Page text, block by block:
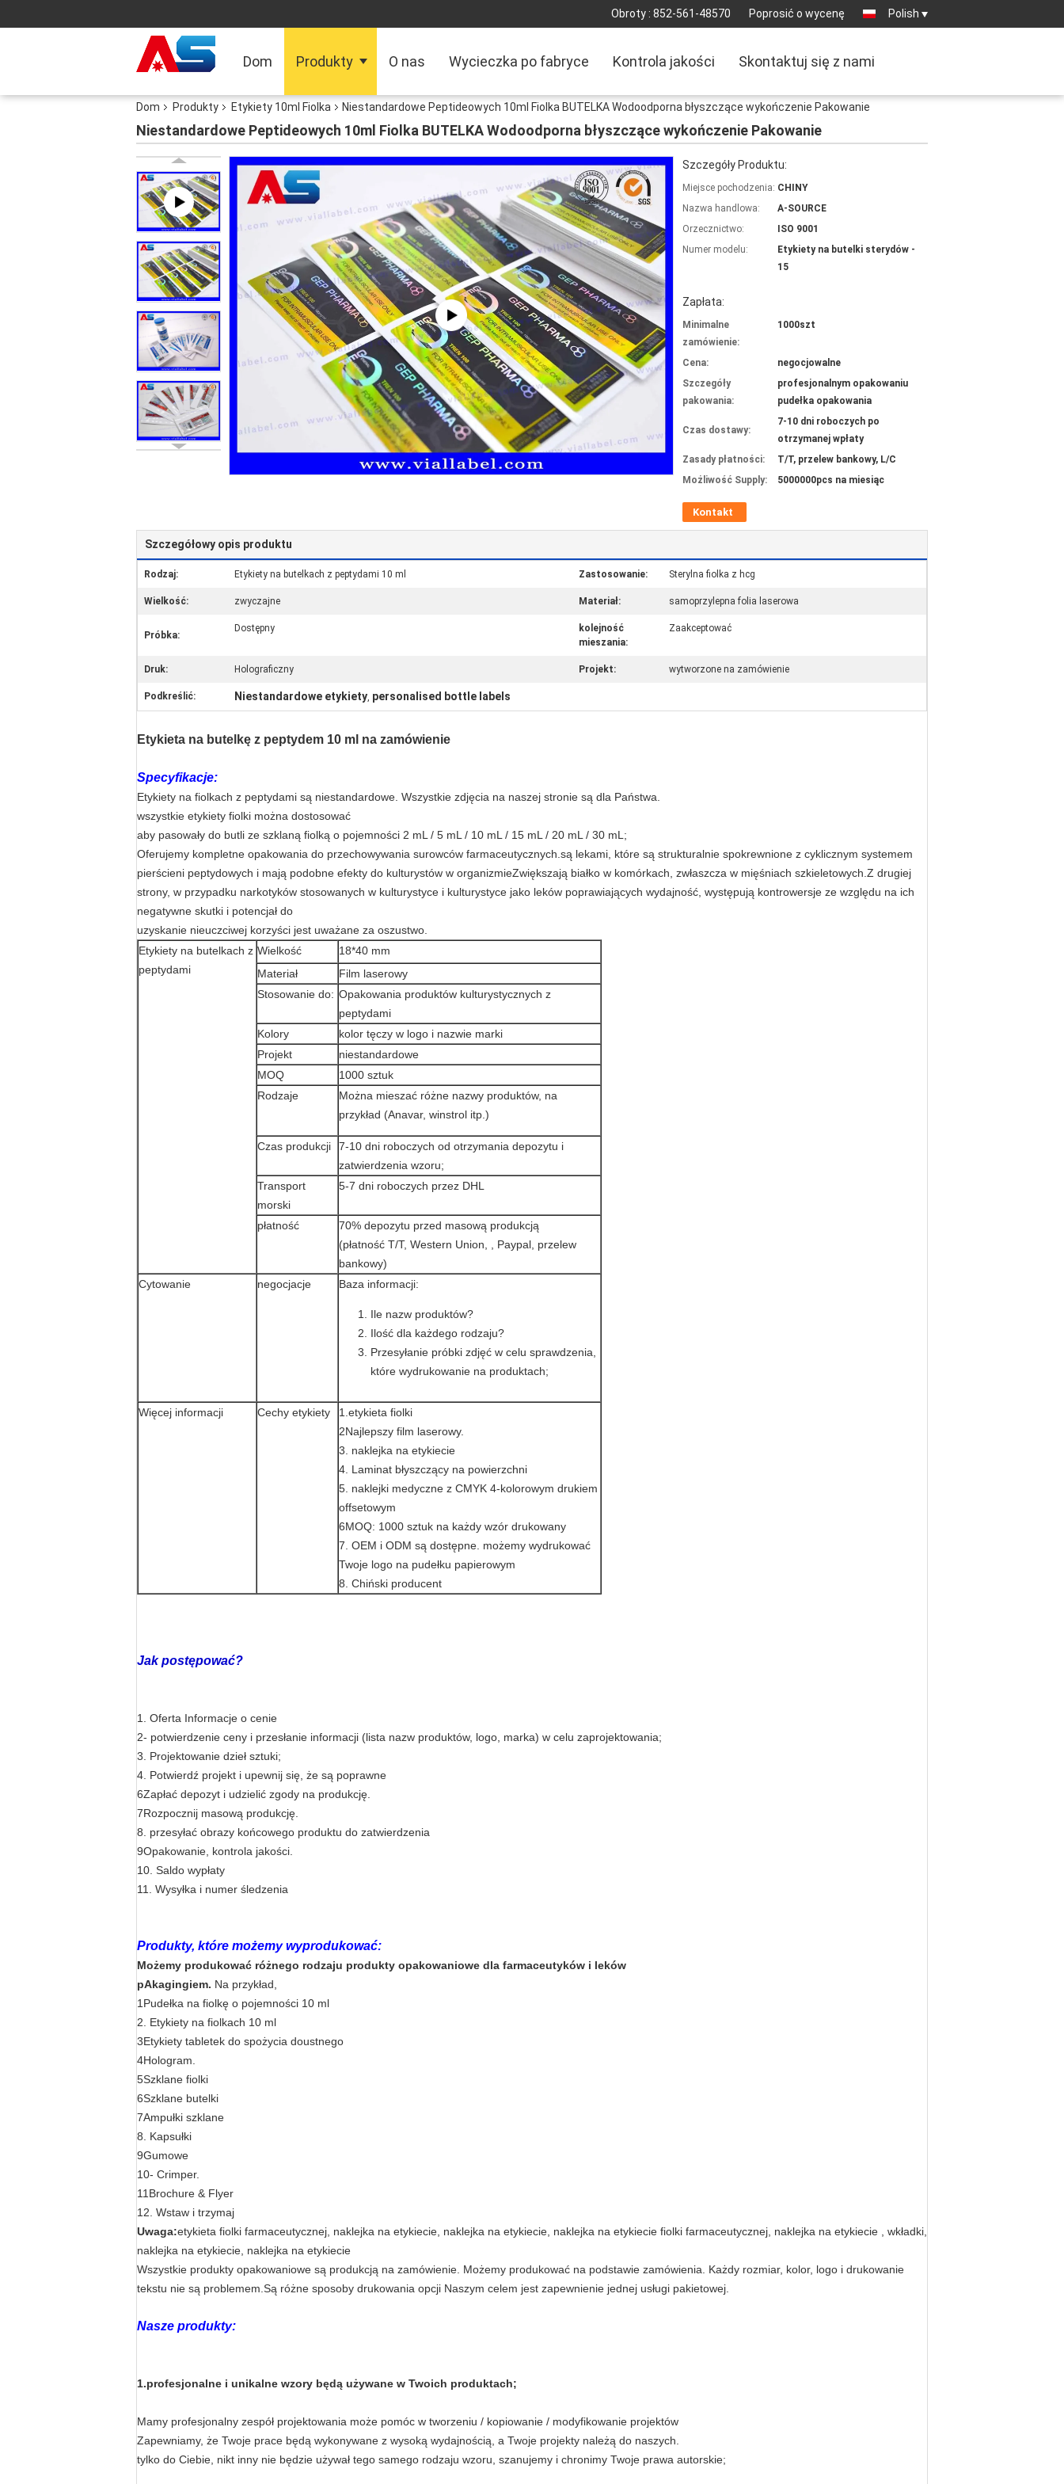
Obroty : 852-561-48570 Poprosić o wycenę Polish
Dom Produkty O nas Wycieczka po fabryce Kontrola jakości Skontaktuj się z nami
Dom Produkty Etykiety 10ml Fiolka Niestandardowe Peptideowych 10ml Fiolka BUTELKA Wodoodporna błyszczące wykończenie Pakowanie
Niestandardowe Peptideowych 10ml Fiolka BUTELKA Wodoodporna błyszczące wykończenie Pakowanie
Szczegóły Produktu:
Miejsce pochodzenia: CHINY
Nazwa handlowa:
A-SOURCE
Orzecznictwo:
ISO 9001
Numer modelu:
Etykiety na butelki sterydów -
15
Zapłata:
Minimalne
zamówienie:
1000szt
Cena:
negocjowalne
Szczegóły
pakowania:
profesjonalnym opakowaniu
pudełka opakowania
Czas dostawy:
7-10 dni roboczych po
otrzymanej wpłaty
Zasady płatności:
T/T, przelew bankowy, L/C
Możliwość Supply:
5000000pcs na miesiąc
Kontakt
Szczegółowy opis produktu
Rodzaj: Etykiety na butelkach z peptydami 10 ml Zastosowanie: Sterylna fiolka z hcg
Wielkość: zwyczajne Materiał: samoprzylepna folia laserowa
Próbka:
Dostępny
kolejność
mieszania:
Zaakceptować
Druk: Holograficzny Projekt: wytworzone na zamówienie
Podkreślić: Niestandardowe etykiety, personalised bottle labels
Etykieta na butelkę z peptydem 10 ml na zamówienie
Specyfikacje:
Etykiety na fiolkach z peptydami są niestandardowe. Wszystkie zdjęcia na naszej stronie są dla Państwa.
wszystkie etykiety fiolki można dostosować
aby pasowały do butli ze szklaną fiolką o pojemności 2 mL / 5 mL / 10 mL / 15 mL / 20 mL / 30 mL;
Oferujemy kompletne opakowania do przechowywania surowców farmaceutycznych.są lekami, które są strukturalnie spokrewnione z cyklicznym systemem
pierścieni peptydowych i mają podobne efekty do kulturystów w organizmieZwiększają białko w komórkach, zwłaszcza w mięśniach szkieletowych.Z drugiej
strony, w przypadku narkotyków stosowanych w kulturystyce i kulturystyce jako leków poprawiających wydajność, występują kontrowersje ze względu na ich
negatywne skutki i potencjał do
uzyskanie nieuczciwej korzyści jest uważane za oszustwo.
Etykiety na butelkach z
peptydami
Wielkość
18*40 mm
Materiał
Film laserowy
Stosowanie do: Opakowania produktów kulturystycznych z
peptydami
Kolory
kolor tęczy w logo i nazwie marki
Projekt
niestandardowe
MOQ
1000 sztuk
Rodzaje
Można mieszać różne nazwy produktów, na
przykład (Anavar, winstrol itp.)
Czas produkcji
7-10 dni roboczych od otrzymania depozytu i
zatwierdzenia wzoru;
Transport
morski
5-7 dni roboczych przez DHL
płatność
70% depozytu przed masową produkcją
(płatność T/T, Western Union, , Paypal, przelew
bankowy)
Cytowanie
negocjacje Baza informacji:
Ile nazw produktów?
Ilość dla każdego rodzaju?
Przesyłanie próbki zdjęć w celu sprawdzenia,
które wydrukowanie na produktach;
Więcej informacji Cechy etykiety 1. etykieta fiolki
2Najlepszy film laserowy.
3. naklejka na etykiecie
4. Laminat błyszczący na powierzchni
5. naklejki medyczne z CMYK 4-kolorowym drukiem
offsetowym
6MOQ: 1000 sztuk na każdy wzór drukowany
7. OEM i ODM są dostępne. możemy wydrukować
Twoje logo na pudełku papierowym
8. Chiński producent
Jak postępować?
1. Oferta Informacje o cenie
2- potwierdzenie ceny i przesłanie informacji (lista nazw produktów, logo, marka) w celu zaprojektowania;
3. Projektowanie dzieł sztuki;
4. Potwierdź projekt i upewnij się, że są poprawne
6Zapłać depozyt i udzielić zgody na produkcję.
7Rozpocznij masową produkcję.
8. przesyłać obrazy końcowego produktu do zatwierdzenia
9Opakowanie, kontrola jakości.
10. Saldo wypłaty
11. Wysyłka i numer śledzenia
Produkty, które możemy wyprodukować:
Możemy produkować różnego rodzaju produkty opakowaniowe dla farmaceutyków i leków
pAkagingiem. Na przykład,
1Pudełka na fiolkę o pojemności 10 ml
2. Etykiety na fiolkach 10 ml
3Etykiety tabletek do spożycia doustnego
4Hologram.
5Szklane fiolki
6Szklane butelki
7Ampułki szklane
8. Kapsułki
9Gumowe
10- Crimper.
11Brochure & Flyer
12. Wstaw i trzymaj
Uwaga:etykieta fiolki farmaceutycznej, naklejka na etykiecie, naklejka na etykiecie, naklejka na etykiecie fiolki farmaceutycznej, naklejka na etykiecie , wkładki,
naklejka na etykiecie, naklejka na etykiecie
Wszystkie produkty opakowaniowe są produkcją na zamówienie. Możemy produkować na podstawie zamówienia. Każdy rozmiar, kolor, logo i drukowanie
tekstu nie są problemem.Są różne sposoby drukowania opcji Naszym celem jest zapewnienie jednej usługi pakietowej.
Nasze produkty:
1.profesjonalne i unikalne wzory będą używane w Twoich produktach;
Mamy profesjonalny zespół projektowania może pomóc w tworzeniu / kopiowanie / modyfikowanie projektów
Zapewniamy, że Twoje prace będą wykonywane z wysoką wydajnością, a Twoje projekty należą do naszych.
tylko do Ciebie, nikt inny nie będzie używał tego samego rodzaju wzoru, szanujemy i chronimy Twoje prawa autorskie;